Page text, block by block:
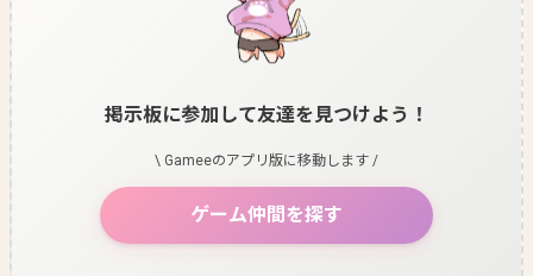
掲示板に参加して友達を見つけよう！
\ Gameeのアプリ版に移動します /
ゲーム仲間を探す